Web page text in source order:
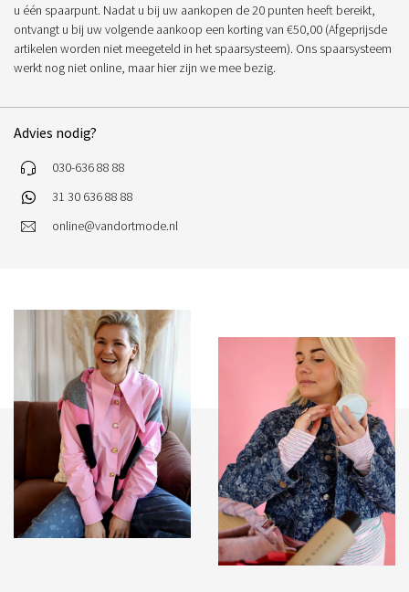
u één spaarpunt. Nadat u bij uw aankopen de 20 punten heeft bereikt,
ontvangt u bij uw volgende aankoop een korting van €50,00 (Afgeprijsde
artikelen worden niet meegeteld in het spaarsysteem). Ons spaarsysteem
werkt nog niet online, maar hier zijn we mee bezig.
Advies nodig?
030-636 88 88
31 30 636 88 88
online@vandortmode.nl